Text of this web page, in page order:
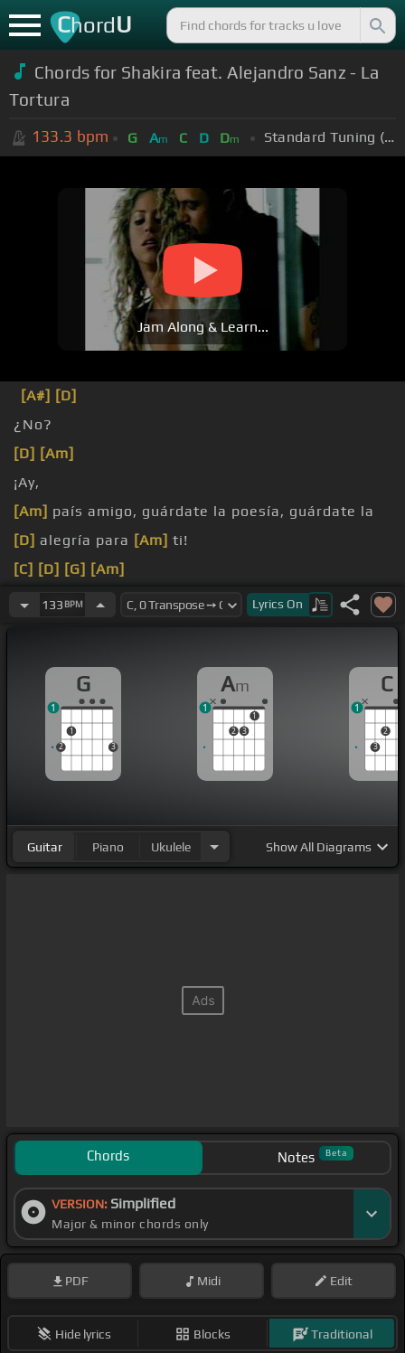
ChordU
Chords for Shakira feat. Alejandro Sanz - La
Tortura
133.3 bpm G Am C D Dm Standard Tuning (EADGBE)
Jam Along & Learn...
[A#] [D]
¿No?
[D] [Am]
¡Ay,
[Am] país amigo, guárdate la poesía, guárdate la
[D] alegría para [Am] ti!
[C] [D] [G] [Am]
[Dm] [C] [Am]
[D]
los días sean de sol, no
133 BPM Lyrics On
G
2
1
3
1
Am
2 3
1
1
C
3
2
1
Guitar Piano Ukulele ShowAll Diagrams
Chords Notes Beta
VERSION: Simplified
Major & minor chords only
PDF Midi Edit
Hide lyrics Blocks Traditional